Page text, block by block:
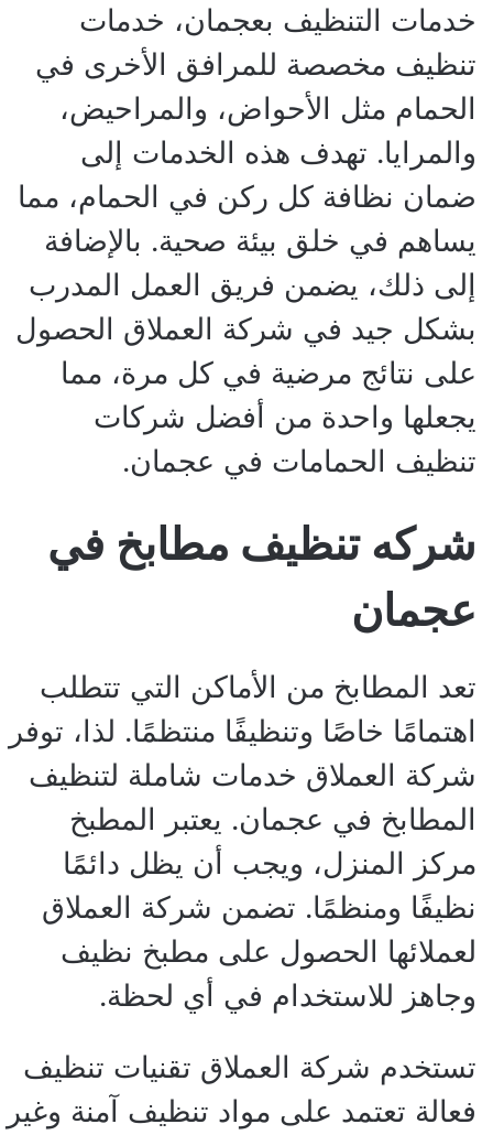
خدمات التنظيف بعجمان، خدمات
تنظيف مخصصة للمرافق الأخرى في
الحمام مثل الأحواض، والمراحيض،
والمرايا. تهدف هذه الخدمات إلى
ضمان نظافة كل ركن في الحمام، مما
يساهم في خلق بيئة صحية. بالإضافة
إلى ذلك، يضمن فريق العمل المدرب
بشكل جيد في شركة العملاق الحصول
على نتائج مرضية في كل مرة، مما
يجعلها واحدة من أفضل شركات
تنظيف الحمامات في عجمان.
شركه تنظيف مطابخ في
عجمان
تعد المطابخ من الأماكن التي تتطلب
اهتمامًا خاصًا وتنظيفًا منتظمًا. لذا، توفر
شركة العملاق خدمات شاملة لتنظيف
المطابخ في عجمان. يعتبر المطبخ
مركز المنزل، ويجب أن يظل دائمًا
نظيفًا ومنظمًا. تضمن شركة العملاق
لعملائها الحصول على مطبخ نظيف
وجاهز للاستخدام في أي لحظة.
تستخدم شركة العملاق تقنيات تنظيف
فعالة تعتمد على مواد تنظيف آمنة وغير